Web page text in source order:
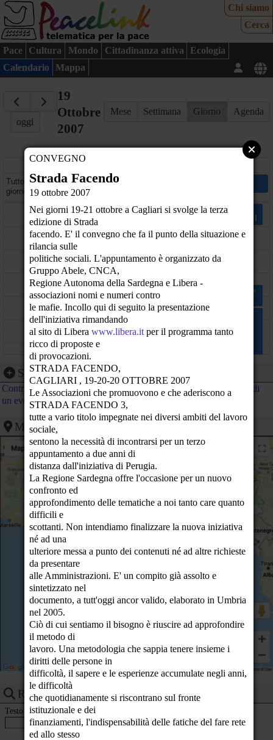
Chi siamo
Cerca
Pace Cultura Mondo Cittadinanza attiva
Ecologia
Calendario
Mappa
oggi
19
Ottobre
2007
Mese Settimana Giorno Agenda
Tutto il
giorno
Strada Facendo
- Cagliari (CA)
08
09
10
11
13
14
15
16
17
18
19
20
21
22
23
Incontri con la dottoressa Chiara Castellani,
missionaria laica nella Repubblica Democratica del
Congo a Caserta e Sorrento
- Sorrento (NA)
Le organizzazioni di commercio equo italiane viste
attraverso i dati AGICES
Residenza Comunale, Saletta degli Affreschi - Gubbio (PG)
La sovranità alimentare
Residenza Comunale, Sala Trecentesca - Gubbio (PG)
Segnalazione evento
Contribuisci al calendario di PeaceLink inviando la segnalazione di
un evento
Mappa
Ricerca eventi
Testo
CONVEGNO
Strada Facendo
19 ottobre 2007
Nei giorni 19-21 ottobre a Cagliari si svolge la terza
edizione di Strada
facendo. E' il convegno che fa il punto della situazione e
rilancia sulle
politiche sociali. L'appuntamento è organizzato da
Gruppo Abele, CNCA,
Regione Autonoma della Sardegna e Libera -
associazioni nomi e numeri contro
le mafie. Incollo qui di seguito la presentazione
dell'iniziativa rimandando
al sito di Liberawww.libera.it per il programma tanto
ricco di proposte e
di provocazioni.
STRADA FACENDO,
CAGLIARI , 19-20-20 OTTOBRE 2007
Le Associazioni che promuovono e che aderiscono a
STRADA FACENDO 3,
tutte a vario titolo impegnate nei diversi ambiti del lavoro
sociale,
sentono la necessità di incontrarsi per un terzo
appuntamento a due anni di
distanza dall'iniziativa di Perugia.
La Regione Sardegna offre l'occasione per un nuovo
confronto ed
approfondimento delle tematiche a noi tanto care quanto
difficili e
scottanti. Non intendiamo finalizzare la nuova iniziativa
né ad una
ulteriore messa a punto dei contenuti né ad altre richieste
da presentare
alle Amministrazioni. E' un compito già assolto e
sintetizzato nel
documento, a tutt'oggi ancor valido, elaborato in Umbria
nel 2005.
Ciò di cui sentiamo il bisogno è riuscire ad approfondire
il metodo di
lavoro. Una metodologia che sappia tenere insieme i
diritti delle persone in
difficoltà, il sapere e le esperienze accumulate negli anni,
le difficoltà
che quotidianamente si riscontrano sul fronte
istituzionale e dei
finanziamenti, l'indispensabilità delle fatiche del fare rete
ed allo stesso